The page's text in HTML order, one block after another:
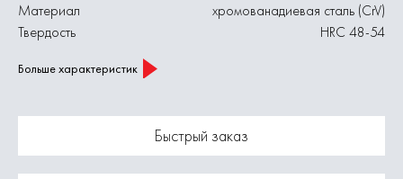
Материал
хромованадиевая сталь (CrV)
Твердость
HRC 48-54
Больше характеристик
Быстрый заказ